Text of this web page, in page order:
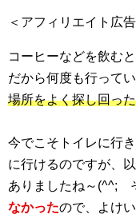
＜アフィリエイト広
コーヒーなどを飲むと
だから何度も行ってい
場所をよく探し回った
今でこそトイレに行
に行けるのですが、
ありましたね～(^^;
なかったので、よけ